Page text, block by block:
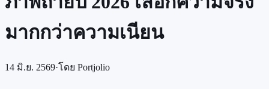
มากกว่าความเนียน
14 มิ.ย. 2569·โดย Portjolio